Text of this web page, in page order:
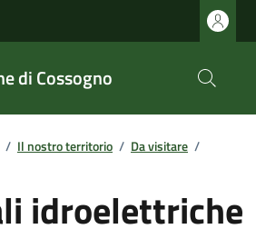
di Cossogno
/ Il nostro territorio / Da visitare /
idroelettriche